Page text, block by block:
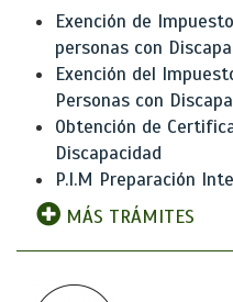
Exención de
personas con
Exención del
Personas con
Obtención de
Discapacidad
P.I.M Preparación
MÁS TRÁMITES